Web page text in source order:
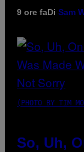
9 ore faDi Sam
(PHOTO BY TIM
So, Uh,